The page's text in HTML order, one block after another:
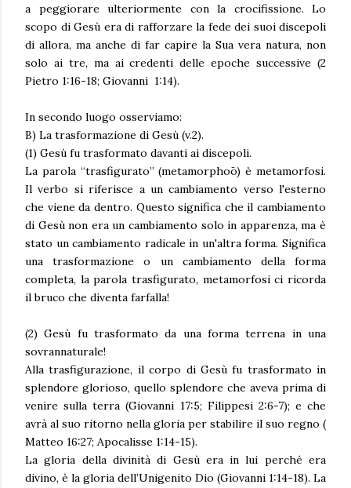
a peggiorare ulteriormente con la crocifissione. Lo
scopo di Gesù era di rafforzare la fede dei suoi discepoli
di allora, ma anche di far capire la Sua vera natura, non
solo ai tre, ma ai credenti delle epoche successive (2
Pietro 1:16-18; Giovanni 1:14).
In secondo luogo osserviamo:
B) La trasformazione di Gesù (v.2).
(1) Gesù fu trasformato davanti ai discepoli.
La parola “trasfigurato” (metamorphoō) è metamorfosi.
Il verbo si riferisce a un cambiamento verso l'esterno
che viene da dentro. Questo significa che il cambiamento
di Gesù non era un cambiamento solo in apparenza, ma è
stato un cambiamento radicale in un'altra forma. Significa
una trasformazione o un cambiamento della forma
completa, la parola trasfigurato, metamorfosi ci ricorda
il bruco che diventa farfalla!
(2) Gesù fu trasformato da una forma terrena in una
sovrannaturale!
Alla trasfigurazione, il corpo di Gesù fu trasformato in
splendore glorioso, quello splendore che aveva prima di
venire sulla terra (Giovanni 17:5; Filippesi 2:6-7); e che
avrà al suo ritorno nella gloria per stabilire il suo regno (
Matteo 16:27; Apocalisse 1:14-15).
La gloria della divinità di Gesù era in lui perché era
divino, è la gloria dell’Unigenito Dio (Giovanni 1:14-18). La